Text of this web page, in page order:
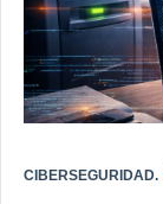
CIBERSEGURIDAD.